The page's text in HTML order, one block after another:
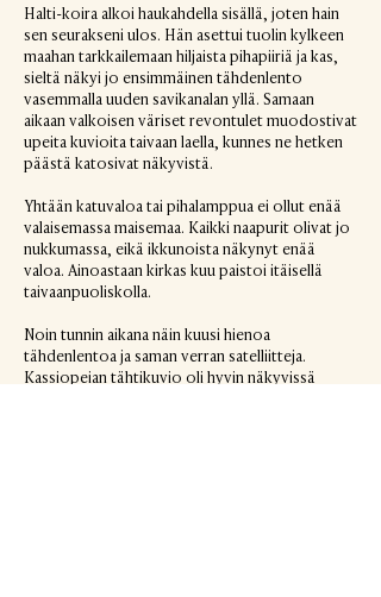
Halti-koira alkoi haukahdella sisällä, joten hain
sen seurakseni ulos. Hän asettui tuolin kylkeen
maahan tarkkailemaan hiljaista pihapiiriä ja kas,
sieltä näkyi jo ensimmäinen tähdenlento
vasemmalla uuden savikanalan yllä. Samaan
aikaan valkoisen väriset revontulet muodostivat
upeita kuvioita taivaan laella, kunnes ne hetken
päästä katosivat näkyvistä.
Yhtään katuvaloa tai pihalamppua ei ollut enää
valaisemassa maisemaa. Kaikki naapurit olivat jo
nukkumassa, eikä ikkunoista näkynyt enää
valoa. Ainoastaan kirkas kuu paistoi itäisellä
taivaanpuoliskolla.
Noin tunnin aikana näin kuusi hienoa
tähdenlentoa ja saman verran satelliitteja.
Kassiopeian tähtikuvio oli hyvin näkyvissä